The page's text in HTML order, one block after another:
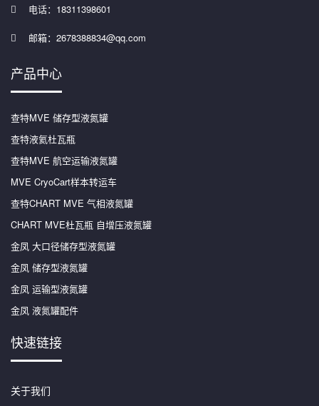
电话：18311398601
邮箱：2678388834@qq.com
产品中心
查特MVE 储存型液氮罐
查特液氦杜瓦瓶
查特MVE 航空运输液氮罐
MVE CryoCart样本转运车
查特CHART MVE 气相液氮罐
CHART MVE杜瓦瓶 自增压液氮罐
金凤 大口径储存型液氮罐
金凤 储存型液氮罐
金凤 运输型液氮罐
金凤 液氮罐配件
快速链接
关于我们